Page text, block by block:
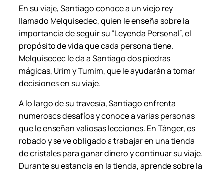
n
t
i
d
a
d
En su viaje, Santiago conoce a un viejo rey
llamado Melquisedec, quien le enseña sobre la
importancia de seguir su “Leyenda Personal”, el
propósito de vida que cada persona tiene.
Melquisedec le da a Santiago dos piedras
mágicas, Urim y Tumim, que le ayudarán a tomar
decisiones en su viaje.
A lo largo de su travesía, Santiago enfrenta
numerosos desafíos y conoce a varias personas
que le enseñan valiosas lecciones. En Tánger, es
robado y se ve obligado a trabajar en una tienda
de cristales para ganar dinero y continuar su viaje.
Durante su estancia en la tienda, aprende sobre la